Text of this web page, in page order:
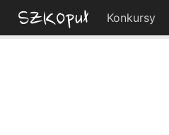
Konkursy